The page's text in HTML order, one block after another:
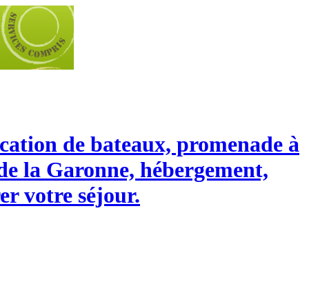
de bateaux, promenade à
la Garonne, hébergement,
votre séjour.